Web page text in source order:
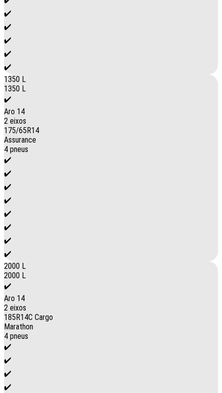
✔️
✔️
✔️
✔️
✔️
1350 L
1350 L
✔️
Aro 14
2 eixos
175/65R14
Assurance
4 pneus
✔️
✔️
✔️
✔️
✔️
✔️
✔️
✔️
2000 L
2000 L
✔️
Aro 14
2 eixos
185R14C Cargo
Marathon
4 pneus
✔️
✔️
✔️
✔️